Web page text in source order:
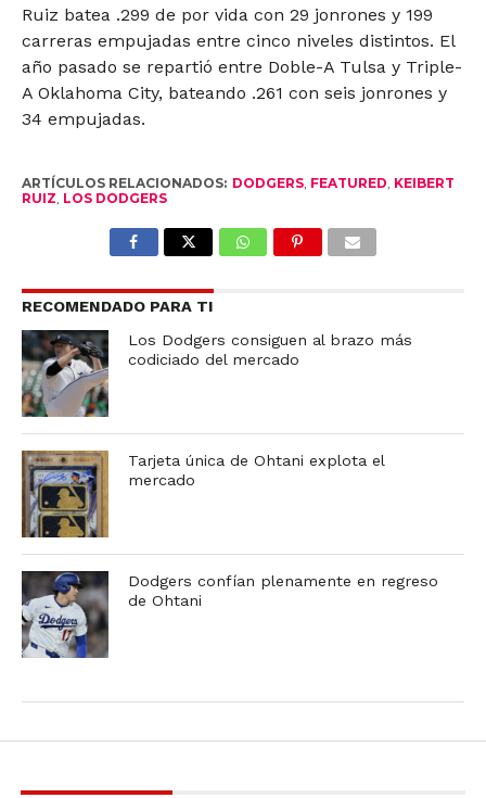
Ruiz batea .299 de por vida con 29 jonrones y 199
carreras empujadas entre cinco niveles distintos. El
año pasado se repartió entre Doble-A Tulsa y Triple-
A Oklahoma City, bateando .261 con seis jonrones y
34 empujadas.
ARTÍCULOS RELACIONADOS: DODGERS, FEATURED, KEIBERT
RUIZ, LOS DODGERS
RECOMENDADO PARA TI
Los Dodgers consiguen al brazo más
codiciado del mercado
Tarjeta única de Ohtani explota el
mercado
Dodgers confían plenamente en regreso
de Ohtani